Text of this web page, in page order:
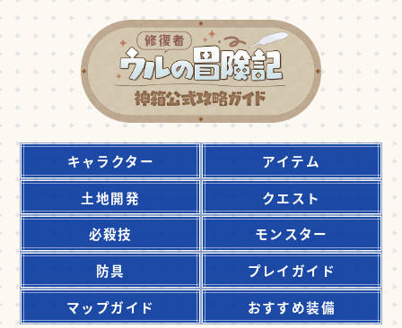
キャラクター
アイテム
土地開発
クエスト
必殺技
モンスター
防具
プレイガイド
マップガイド
おすすめ装備